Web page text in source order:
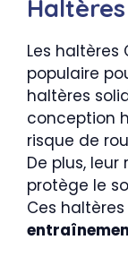
Les haltères
populaire
haltères
conception
risque de
De plus,
protège le
Ces